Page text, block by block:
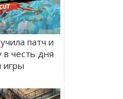
патч и
в честь дня
игры